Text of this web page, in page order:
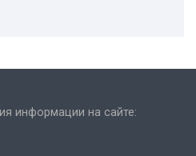
информации на сайте: